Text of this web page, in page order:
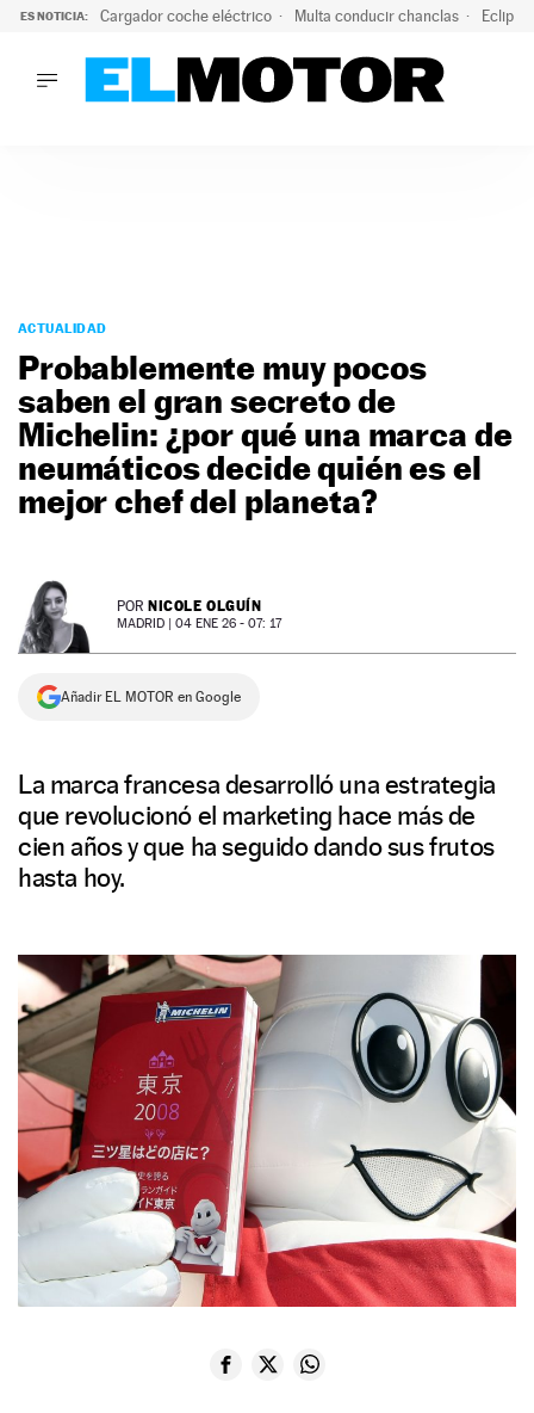
ES NOTICIA: Cargador coche eléctrico Multa conducir chanclas
PODCAST
MOTOS
TECNOLOGÍA
SUPERCOCHES
SERVICIOS
SÍGUENOS
ACTUALIDAD
Probablemente muy pocos
saben el gran secreto de
Michelin: ¿por qué una marca de
neumáticos decide quién es el
mejor chef del planeta?
POR NICOLE OLGUÍN
MADRID | 04 ENE 26 - 07: 17
Añadir EL MOTOR en Google
La marca francesa desarrolló una estrategia
que revolucionó el marketing hace más de
cien años y que ha seguido dando sus frutos
hasta hoy.